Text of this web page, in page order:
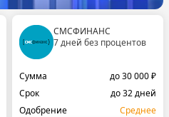
СМСФИНАНС
7 дней без процентов
Сумма
до 30 000 ₽
Срок
до 32 дней
Одобрение
Среднее